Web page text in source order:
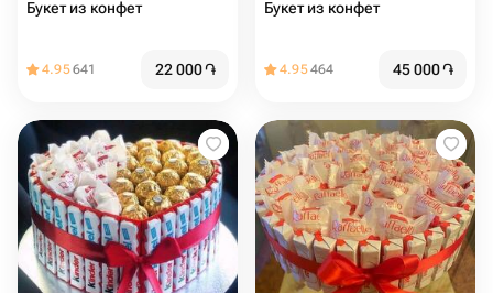
Букет из конфет️
4.95641 22 000֏
Букет из конфет
4.95464 45 000֏